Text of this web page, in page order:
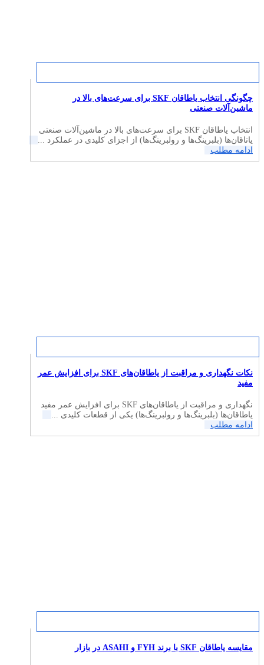
چگونگی انتخاب یاطاقان SKF برای سرعت‌های بالا در
ماشین‌آلات صنعتی
انتخاب یاطاقان SKF برای سرعت‌های بالا در ماشین‌آلات صنعتی
یاتاقان‌ها (بلبرینگ‌ها و رولبرینگ‌ها) از اجزای کلیدی در عملکرد ...
ادامه مطلب
نکات نگهداری و مراقبت از یاطاقان‌های SKF برای افزایش عمر
مفید
نگهداری و مراقبت از یاطاقان‌های SKF برای افزایش عمر مفید
یاطاقان‌ها (بلبرینگ‌ها و رولبرینگ‌ها) یکی از قطعات کلیدی ...
ادامه مطلب
مقایسه یاطاقان SKF با برند FYH و ASAHI در بازار